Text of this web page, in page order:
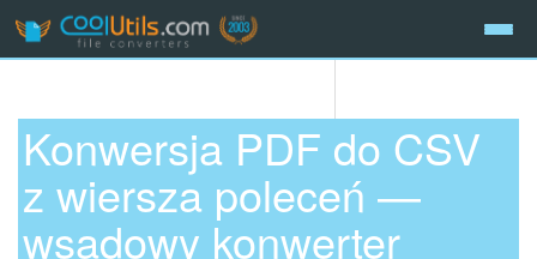
Konwersja PDF do CSV
z wiersza poleceń —
wsadowy konwerter